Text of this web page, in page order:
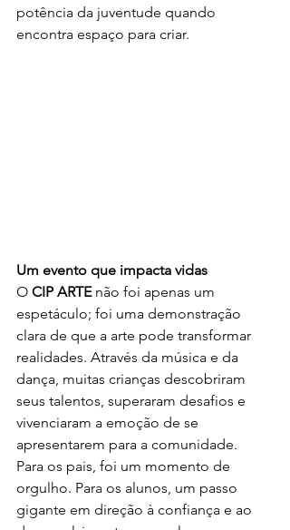
potência da juventude quando
encontra espaço para criar.
Um evento que impacta vidas
O CIP ARTE não foi apenas um
espetáculo; foi uma demonstração
clara de que a arte pode transformar
realidades. Através da música e da
dança, muitas crianças descobriram
seus talentos, superaram desafios e
vivenciaram a emoção de se
apresentarem para a comunidade.
Para os pais, foi um momento de
orgulho. Para os alunos, um passo
gigante em direção à confiança e ao